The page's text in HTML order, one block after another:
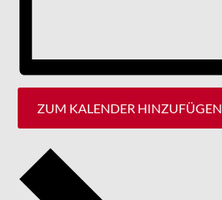
ZUM KALENDER HINZUFÜGEN